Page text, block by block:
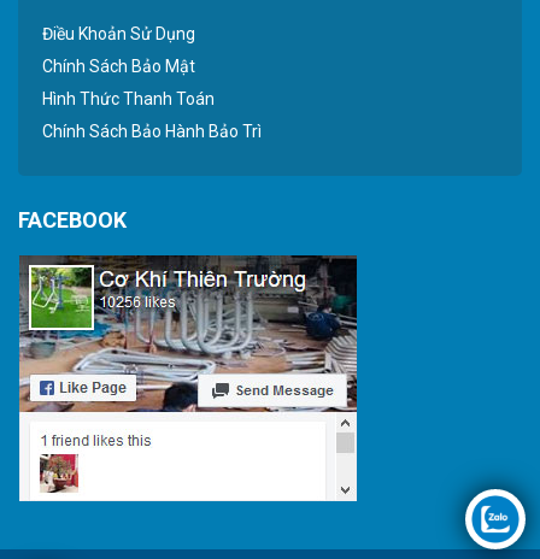
Điều Khoản Sử Dụng
Chính Sách Bảo Mật
Hình Thức Thanh Toán
Chính Sách Bảo Hành Bảo Trì
FACEBOOK